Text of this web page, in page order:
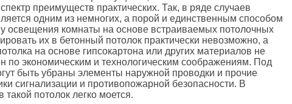
преимуществ практических. Так, в ряде случаев
одним из немногих, а порой и единственным способом
освещения комнаты на основе встраиваемых потолочных
их в бетонный потолок практически невозможно, а
на основе гипсокартона или других материалов не
по экономическим и технологическим соображениям. Под
быть убраны элементы наружной проводки и прочие
сигнализации и противопожарной безопасности. В
потолок легко моется.